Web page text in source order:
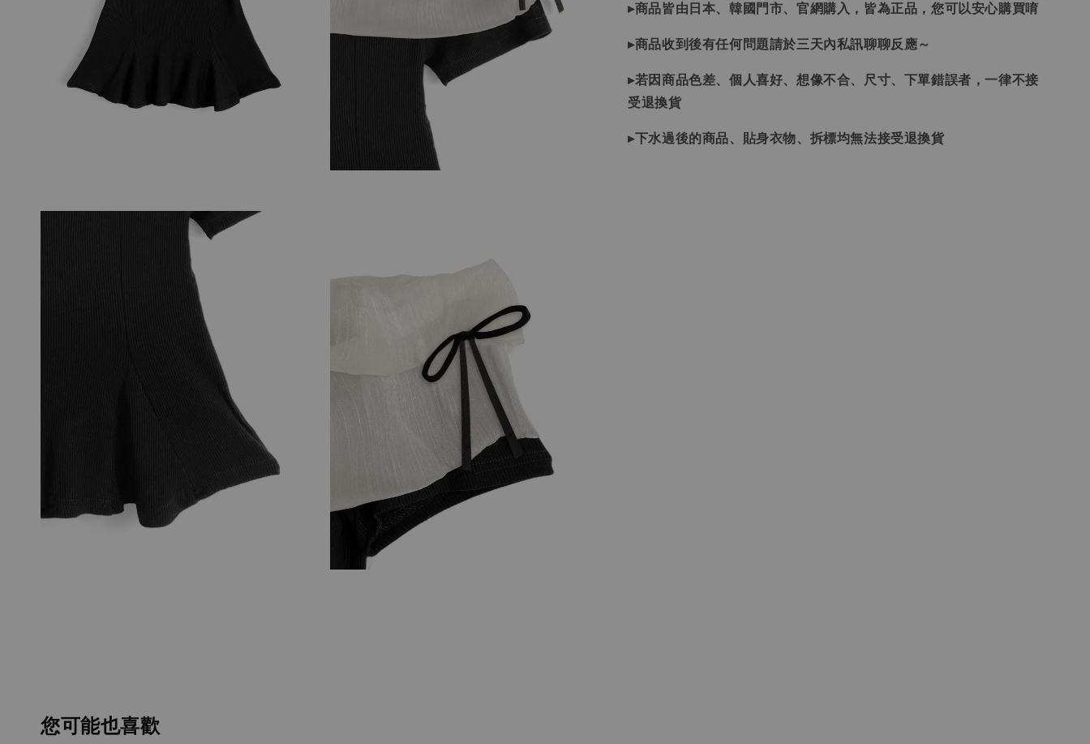
▸商品皆由日本、韓國門市、官網購入，皆為正品，您可以安心購買唷
▸商品收到後有任何問題請於三天內私訊聊聊反應～
▸若因商品色差、個人喜好、想像不合、尺寸、下單錯誤者，一律不接
受退換貨
▸下水過後的商品、貼身衣物、拆標均無法接受退換貨
您可能也喜歡